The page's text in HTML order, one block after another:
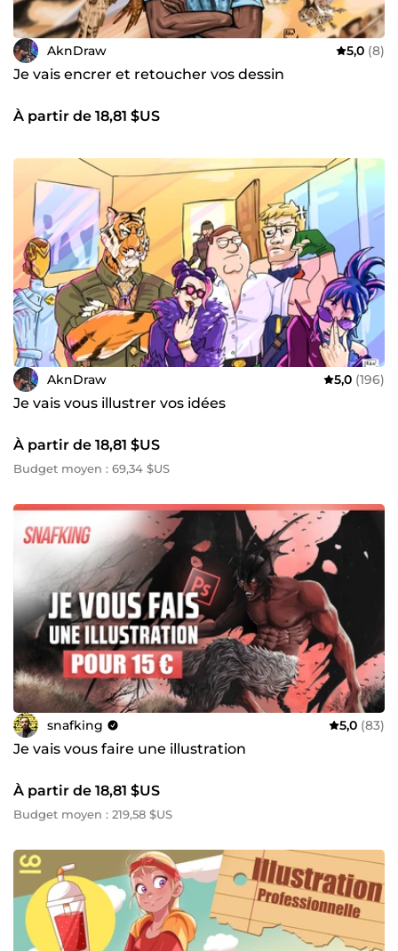
AknDraw 5,0 (8)
Je vais encrer et retoucher vos dessin
À partir de 18,81 $US
AknDraw 5,0 (196)
Je vais vous illustrer vos idées
À partir de 18,81 $US
Budget moyen : 69,34 $US
snafking 5,0 (83)
Je vais vous faire une illustration
À partir de 18,81 $US
Budget moyen : 219,58 $US